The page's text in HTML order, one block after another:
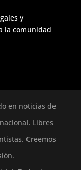
y
la comunidad
en noticias de
Libres
Creemos